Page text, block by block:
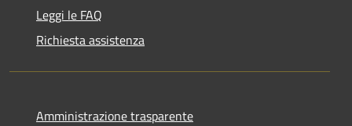
Leggi le FAQ
Richiesta assistenza
Amministrazione trasparente